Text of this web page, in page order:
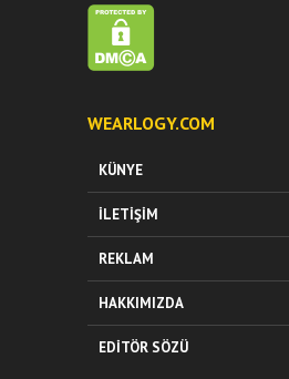
WEARLOGY.COM
KÜNYE
İLETIŞIM
REKLAM
HAKKIMIZDA
EDITÖR SÖZÜ